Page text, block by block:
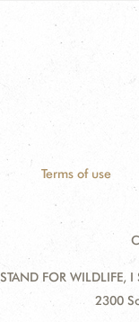
Terms of use
FOR WILDLIFE,
2300